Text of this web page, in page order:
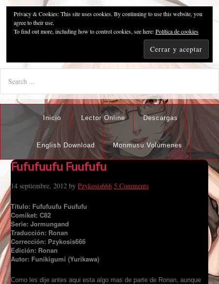
Pzykosis666HFansub
"I'm the best there is at what I do, but what I do best isn't very
Inicio Lector Online Descargas
English Download Monmusu Volúmenes
Fufufuufu Fuufufu
14 septiembre, 2012 byPzykosis666 5 Comments
Título: Fufufuufu Fuufufu
Comiket: C82
Serie:Jormungand
Traducción: Ronan
Corrección: Pzykosis666
Edición: Ronan
Autor: Funikigumi (Yurikawa)
Como les dije antes aqui esta algo mas de parte de Ronan, aunque
Privacy & Cookies: This site uses cookies. By continuing to use this website, you
agree to their use.
To find out more, including how to control cookies, see here:Política de cookies